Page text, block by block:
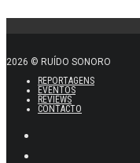
2026 © RUÍDO SONORO
REPORTAGENS
EVENTOS
REVIEWS
CONTACTO